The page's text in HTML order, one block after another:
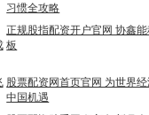
习惯全攻略
正规股指配资开户官网 协鑫
板
股票配资网首页官网 为世界
中国机遇